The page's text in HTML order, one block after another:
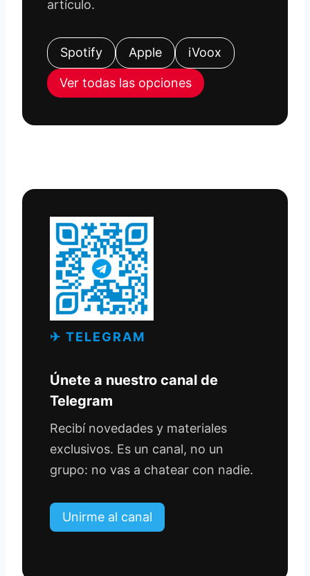
artículo.
Spotify Apple iVoox
Ver todas las opciones
✈ TELEGRAM
Únete a nuestro canal de
Telegram
Recibí novedades y materiales
exclusivos. Es un canal, no un
grupo: no vas a chatear con nadie.
Unirme al canal